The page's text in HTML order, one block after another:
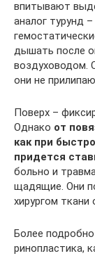
впитывают
аналог турунд
дышать после
воздуховодом.
они не
Поверх –
Однако от
как при
придется
больно и
щадящие. Они
хирургом ткани
Более
ринопластика,